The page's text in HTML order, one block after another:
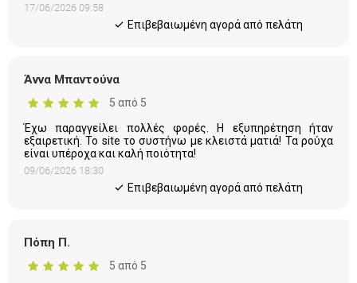
17/06/2026 09:58
Eπιβεβαιωμένη αγορά από πελάτη
Άννα Μπαντούνα
5 από 5
Έχω παραγγείλει πολλές φορές. Η εξυπηρέτηση ήταν
εξαιρετική. Το site το συστήνω με κλειστά ματιά! Τα ρούχα
είναι υπέροχα και καλή ποιότητα!
09/06/2026 18:30
Eπιβεβαιωμένη αγορά από πελάτη
Πόπη Π.
5 από 5